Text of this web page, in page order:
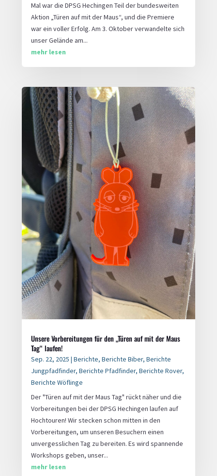
Mal war die DPSG Hechingen Teil der bundesweiten
Aktion „Türen auf mit der Maus“, und die Premiere
war ein voller Erfolg. Am 3. Oktober verwandelte sich
unser Gelände am...
mehr lesen
Unsere Vorbereitungen für den „Türen auf mit der Maus
Tag“ laufen!
Sep. 22, 2025 | Berichte, Berichte Biber, Berichte
Jungpfadfinder, Berichte Pfadfinder, Berichte Rover,
Berichte Wöflinge
Der "Türen auf mit der Maus Tag" rückt näher und die
Vorbereitungen bei der DPSG Hechingen laufen auf
Hochtouren! Wir stecken schon mitten in den
Vorbereitungen, um unseren Besuchern einen
unvergesslichen Tag zu bereiten. Es wird spannende
Workshops geben, unser...
mehr lesen